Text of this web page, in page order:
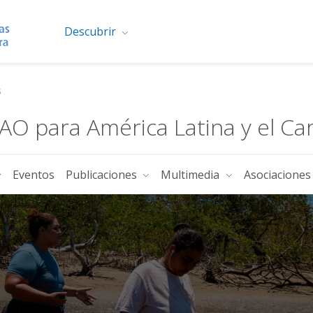
Descubrir
para América Latina y el
Eventos Publicaciones Multimedia Asociaciones